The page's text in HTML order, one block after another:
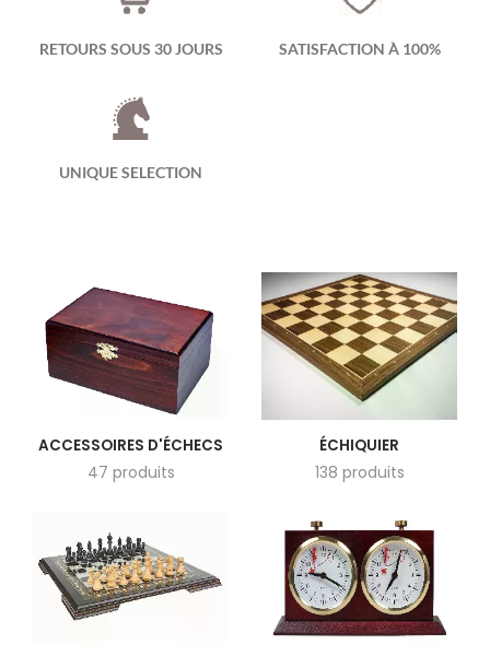
RETOURS SOUS 30 JOURS SATISFACTION À 100%
UNIQUE SELECTION
ACCESSOIRES D'ÉCHECS
47 produits
ÉCHIQUIER
138 produits